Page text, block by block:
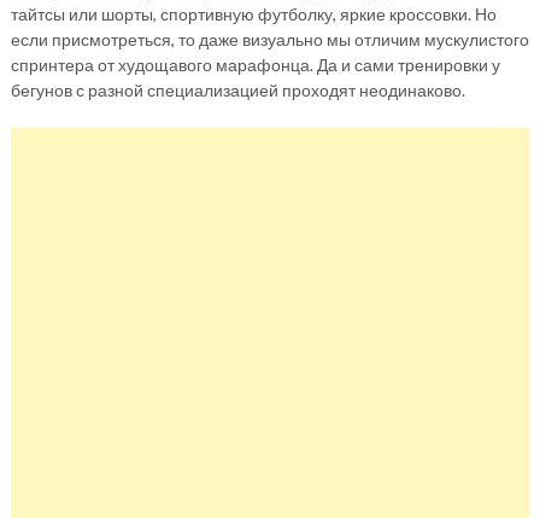
тайтсы или шорты, спортивную футболку, яркие кроссовки. Но
если присмотреться, то даже визуально мы отличим мускулистого
спринтера от худощавого марафонца. Да и сами тренировки у
бегунов с разной специализацией проходят неодинаково.